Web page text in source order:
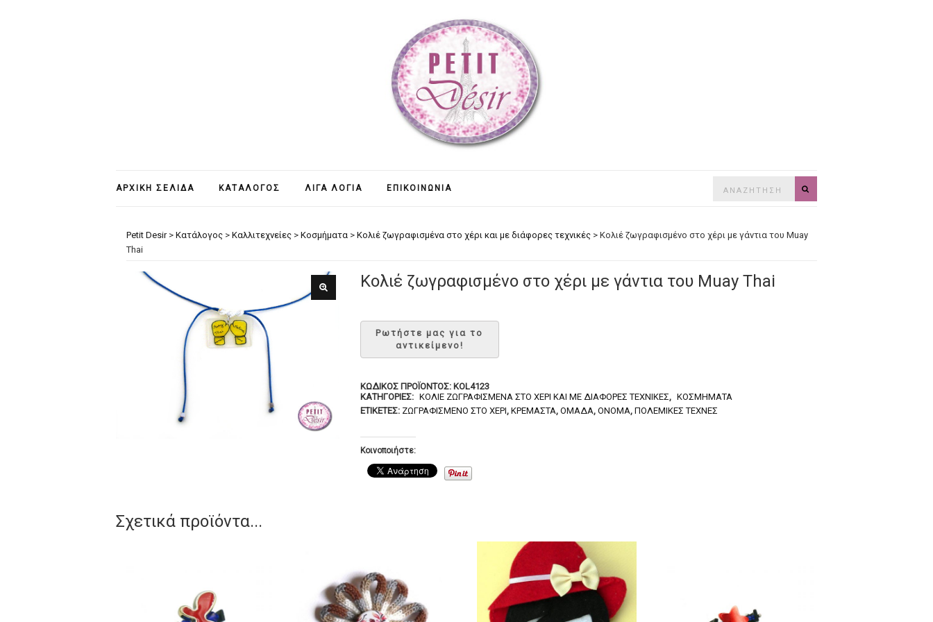
ΑΡΧΙΚΉ ΣΕΛΊΔΑ ΚΑΤΆΛΟΓΟΣ ΛΊΓΑ ΛΌΓΙΑ ΕΠΙΚΟΙΝΩΝΊΑ
Petit Desir> Κατάλογος > Καλλιτεχνείες > Κοσμήματα > Κολιέ ζωγραφισμένα στο χέρι και με διάφορες τεχνικές > Κολιέ ζωγραφισμένο στο χέρι με γάντια του Muay
Thai
Κολιέ ζωγραφισμένο στο χέρι με γάντια του Muay Thai
ΚΩΔΙΚΌΣ ΠΡΟΪΌΝΤΟΣ: KOL4123
ΚΑΤΗΓΟΡΊΕΣ: ΚΟΛΙΈ ΖΩΓΡΑΦΙΣΜΈΝΑ ΣΤΟ ΧΈΡΙ ΚΑΙ ΜΕ ΔΙΆΦΟΡΕΣ ΤΕΧΝΙΚΈΣ, ΚΟΣΜΉΜΑΤΑ
ΕΤΙΚΈΤΕΣ: ΖΩΓΡΑΦΙΣΜΈΝΟ ΣΤΟ ΧΈΡΙ, ΚΡΕΜΑΣΤΆ, ΟΜΆΔΑ, ΌΝΟΜΑ, ΠΟΛΕΜΙΚΈΣ ΤΈΧΝΕΣ
Κοινοποιήστε:
Σχετικά προϊόντα...